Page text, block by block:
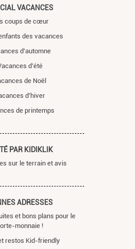
VACANCES
coups de cœur
des vacances
d'automne
d’été
de Noël
d’hiver
de printemps
PAR KIDIKLIK
sur le terrain et avis
ADRESSES
et bons plans pour le
monnaie !
restos Kid-friendly